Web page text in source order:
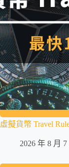
虛擬貨幣 Travel
2026 年 8 月 7